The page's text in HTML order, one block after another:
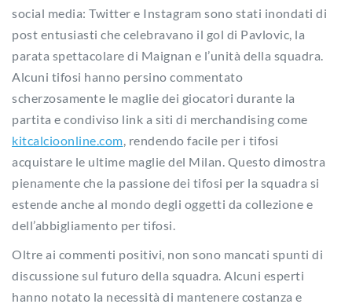
social media: Twitter e Instagram sono stati inondati di
post entusiasti che celebravano il gol di Pavlovic, la
parata spettacolare di Maignan e l’unità della squadra.
Alcuni tifosi hanno persino commentato
scherzosamente le maglie dei giocatori durante la
partita e condiviso link a siti di merchandising come
kitcalcioonline.com, rendendo facile per i tifosi
acquistare le ultime maglie del Milan. Questo dimostra
pienamente che la passione dei tifosi per la squadra si
estende anche al mondo degli oggetti da collezione e
dell’abbigliamento per tifosi.
Oltre ai commenti positivi, non sono mancati spunti di
discussione sul futuro della squadra. Alcuni esperti
hanno notato la necessità di mantenere costanza e